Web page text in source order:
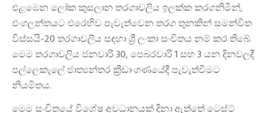
එළඹෙන ලෝක කුසලාන තරගාවලිය ඉලක්ක කරගනිමින්,
එංගලන්තයට එරෙහිව පැවැත්වෙන තරග තුනකින් සමන්විත
විස්සයි-20 තරගාවලිය සඳහා ශ්‍රී ලංකා සංචිතය නම් කර තිබේ.
මෙම තරගාවලිය ජනවාරි 30, පෙබරවාරි 1 සහ 3 යන දිනවලදී
පල්ලෙකැලේ ජාත්‍යන්තර ක්‍රීඩාංගණයේදී පැවැත්වීමට
නියමිතය.
මෙම සංචිතයේ විශේෂ අවධානයක් දිනා ඇත්තේ ටෙස්ට්